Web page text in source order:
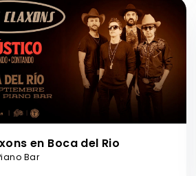
en Boca del Rio
Bar